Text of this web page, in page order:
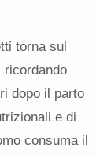
torna sul
dopo il parto
e di
consuma il